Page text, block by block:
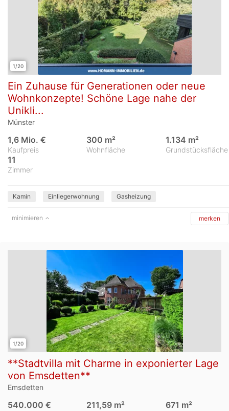
1/20
Ein Zuhause für Generationen oder neue
Wohnkonzepte! Schöne Lage nahe der
Unikli...
Münster
Kaufpreis
1,6 Mio. €
Wohnfläche
300 m²
Grundstücksfläche
1.134 m²
Zimmer
11
Kamin Einliegerwohnung Gasheizung
minimieren merken
1/20
**Stadtvilla mit Charme in exponierter Lage
von Emsdetten**
Emsdetten
540.000 € 211,59 m² 671 m²